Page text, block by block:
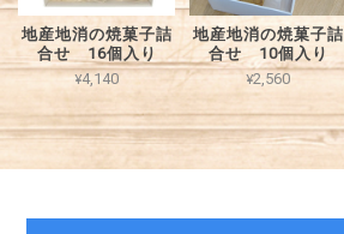
地産地消の焼菓子詰
合せ 16個入り
¥4,140
地産地消の焼菓子詰
合せ 10個入り
¥2,560